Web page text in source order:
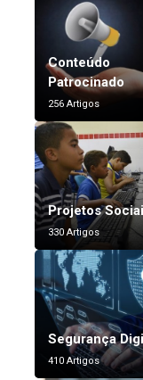
Conteúdo
Patrocinado
256 Artigos
Projetos
330 Artigos
Segurança
410 Artigos